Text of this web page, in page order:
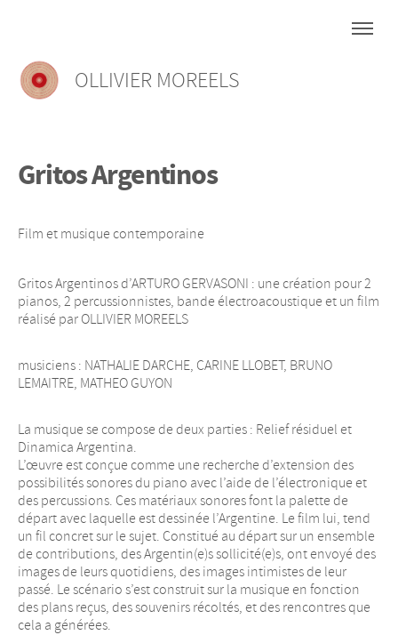
OLLIVIER MOREELS
Gritos Argentinos
Film et musique contemporaine
Gritos Argentinos d’ARTURO GERVASONI : une création pour 2
pianos, 2 percussionnistes, bande électroacoustique et un film
réalisé par OLLIVIER MOREELS
musiciens : NATHALIE DARCHE, CARINE LLOBET, BRUNO
LEMAITRE, MATHEO GUYON
La musique se compose de deux parties : Relief résiduel et
Dinamica Argentina.
L’œuvre est conçue comme une recherche d’extension des
possibilités sonores du piano avec l’aide de l’électronique et
des percussions. Ces matériaux sonores font la palette de
départ avec laquelle est dessinée l’Argentine. Le film lui, tend
un fil concret sur le sujet. Constitué au départ sur un ensemble
de contributions, des Argentin(e)s sollicité(e)s, ont envoyé des
images de leurs quotidiens, des images intimistes de leur
passé. Le scénario s’est construit sur la musique en fonction
des plans reçus, des souvenirs récoltés, et des rencontres que
cela a générées.